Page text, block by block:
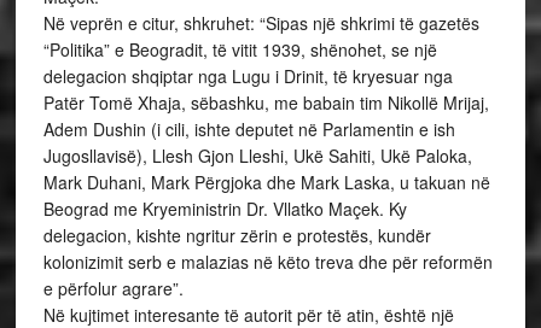
Në veprën e citur, shkruhet: “Sipas një shkrimi të gazetës
“Politika” e Beogradit, të vitit 1939, shënohet, se një
delegacion shqiptar nga Lugu i Drinit, të kryesuar nga
Patër Tomë Xhaja, sëbashku, me babain tim Nikollë Mrijaj,
Adem Dushin (i cili, ishte deputet në Parlamentin e ish
Jugosllavisë), Llesh Gjon Lleshi, Ukë Sahiti, Ukë Paloka,
Mark Duhani, Mark Përgjoka dhe Mark Laska, u takuan në
Beograd me Kryeministrin Dr. Vllatko Maçek. Ky
delegacion, kishte ngritur zërin e protestës, kundër
kolonizimit serb e malazias në këto treva dhe për reformën
e përfolur agrare”.
Në kujtimet interesante të autorit për të atin, është një